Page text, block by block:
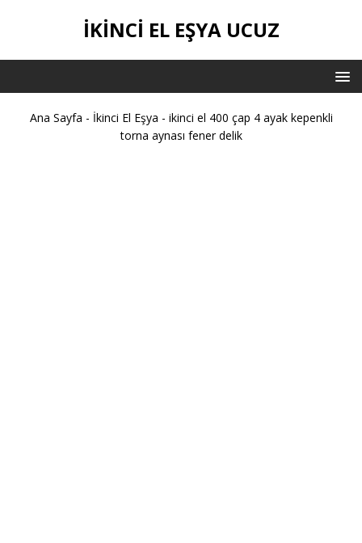
İKİNCİ EL EŞYA UCUZ
Ana Sayfa - İkinci El Eşya - ikinci el 400 çap 4 ayak kepenkli
torna aynası fener delik